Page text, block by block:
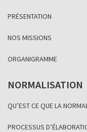
PRÉSENTATION
NOS MISSIONS
ORGANIGRAMME
NORMALISATION
QU’EST CE QUE LA
PROCESSUS